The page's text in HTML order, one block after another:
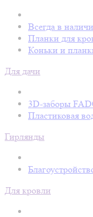
Всегда в
Планки для
Коньки и
Для дачи
3D-заборы
Пластиковая
Гирлянды
Для кровли